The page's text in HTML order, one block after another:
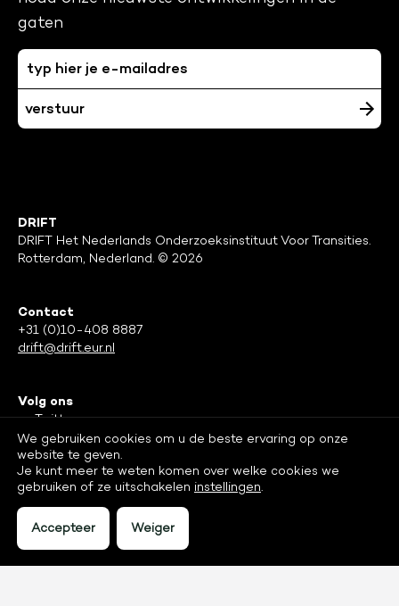
gaten
DRIFT
DRIFT Het Nederlands Onderzoeksinstituut Voor Transities.
Rotterdam, Nederland. © 2026
Contact
+31 (0)10-408 8887
drift@drift.eur.nl
Volg ons
Twitter
Facebook
LinkedIn
We gebruiken cookies om u de beste ervaring op onze
website te geven.
Je kunt meer te weten komen over welke cookies we
gebruiken of ze uitschakelen instellingen.
Accepteer Weiger